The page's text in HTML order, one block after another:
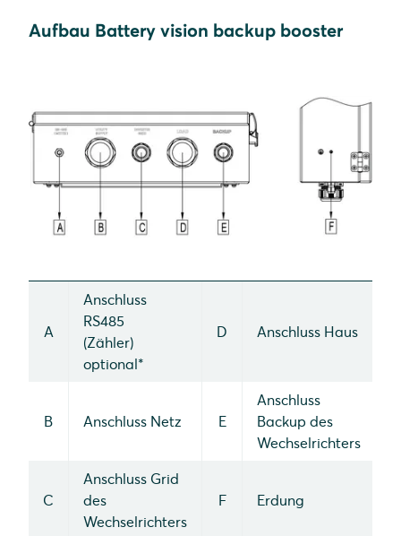
Aufbau Battery vision backup booster
A
Anschluss
RS485
(Zähler)
optional*
D Anschluss Haus
B Anschluss Netz E
Anschluss
Backup des
Wechselrichters
C
Anschluss Grid
des
Wechselrichters
F Erdung